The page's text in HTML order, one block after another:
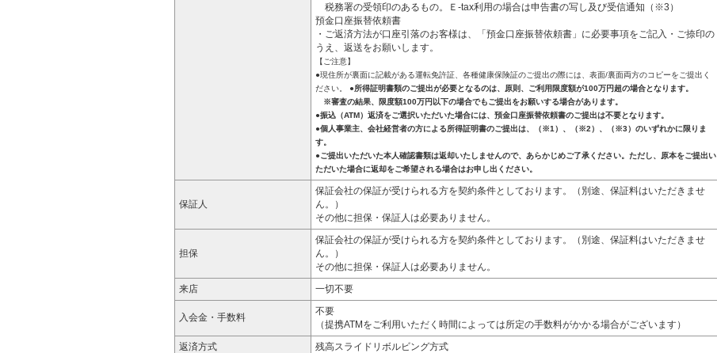
税務署の受領印のあるもの。Ｅ-tax利用の場合は申告書の写し及び受信通知（※3）
預金口座振替依頼書
・ご返済方法が口座引落のお客様は、「預金口座振替依頼書」に必要事項をご記入・ご捺印の
うえ、返送をお願いします。
【ご注意】
●現住所が裏面に記載がある運転免許証、各種健康保険証のご提出の際には、表面/裏面両方のコピーをご提出く
ださい。
●所得証明書類のご提出が必要となるのは、原則、ご利用限度額が100万円超の場合となります。
※審査の結果、限度額100万円以下の場合でもご提出をお願いする場合があります。
●振込（ATM）返済をご選択いただいた場合には、預金口座振替依頼書のご提出は不要となります。
●個人事業主、会社経営者の方による所得証明書のご提出は、（※1）、（※2）、（※3）のいずれかに限りま
す。
●ご提出いただいた本人確認書類は返却いたしませんので、あらかじめご了承ください。ただし、原本をご提出い
ただいた場合に返却をご希望される場合はお申し出ください。
保証人
保証会社の保証が受けられる方を契約条件としております。（別途、保証料はいただきませ
ん。）
その他に担保・保証人は必要ありません。
担保
保証会社の保証が受けられる方を契約条件としております。（別途、保証料はいただきませ
ん。）
その他に担保・保証人は必要ありません。
来店
一切不要
入会金・手数料
不要
（提携ATMをご利用いただく時間によっては所定の手数料がかかる場合がございます）
返済方式
残高スライドリボルビング方式